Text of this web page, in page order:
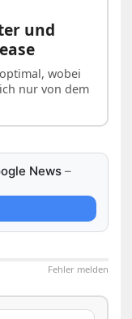
und
wobei
nur von dem
News –
Fehler melden